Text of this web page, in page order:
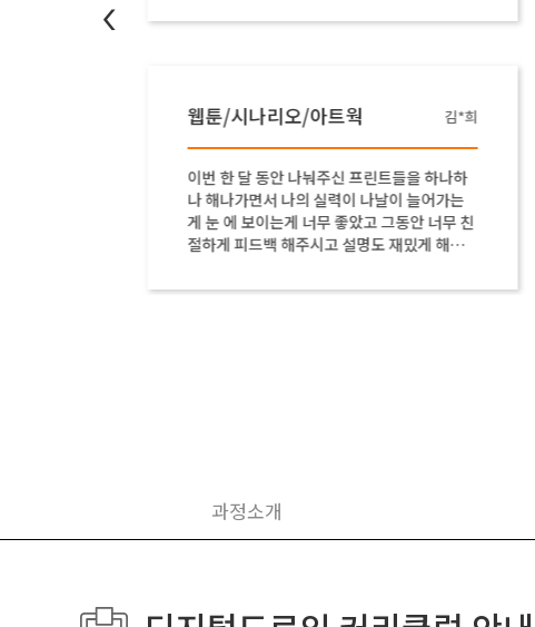
웹툰/시나리오/아트웍 김*희
이번 한 달 동안 나눠주신 프린트들을 하나하
나 해나가면서 나의 실력이 나날이 늘어가는
게 눈 에 보이는게 너무 좋았고 그동안 너무 친
절하게 피드백 해주시고 설명도 재밌게 해주
<
과정소개